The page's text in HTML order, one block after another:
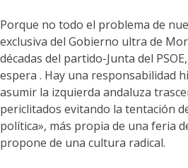
Porque no todo el problema de
exclusiva del Gobierno ultra de
décadas del partido-Junta del
espera . Hay una responsabilidad
asumir la izquierda andaluza
periclitados evitando la tentación
política», más propia de una feria
propone de una cultura radical.